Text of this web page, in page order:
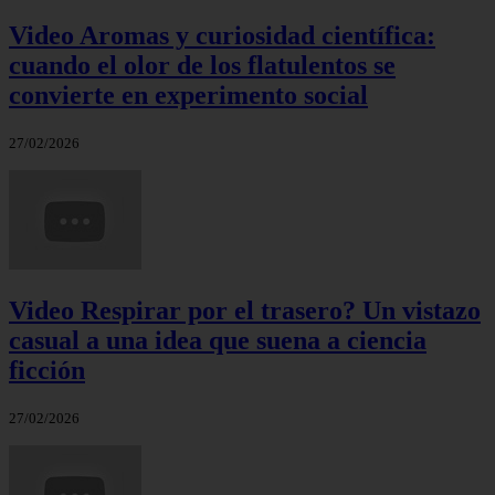
Video Aromas y curiosidad científica:
cuando el olor de los flatulentos se
convierte en experimento social
27/02/2026
Video Respirar por el trasero? Un vistazo
casual a una idea que suena a ciencia
ficción
27/02/2026